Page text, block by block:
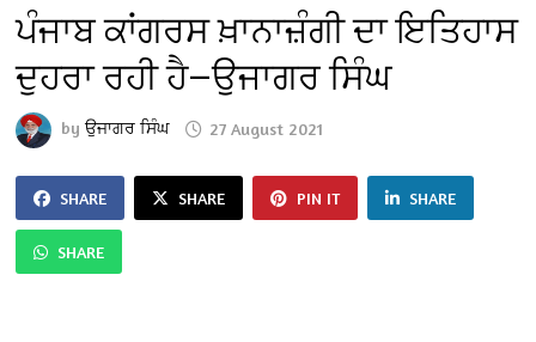
ਪੰਜਾਬ ਕਾਂਗਰਸ ਖ਼ਾਨਾਜ਼ੰਗੀ ਦਾ ਇਤਿਹਾਸ
ਦੁਹਰਾ ਰਹੀ ਹੈ—ਉਜਾਗਰ ਸਿੰਘ
byਉਜਾਗਰ ਸਿੰਘ 27 August 2021
SHARE SHARE PIN IT SHARE
SHARE